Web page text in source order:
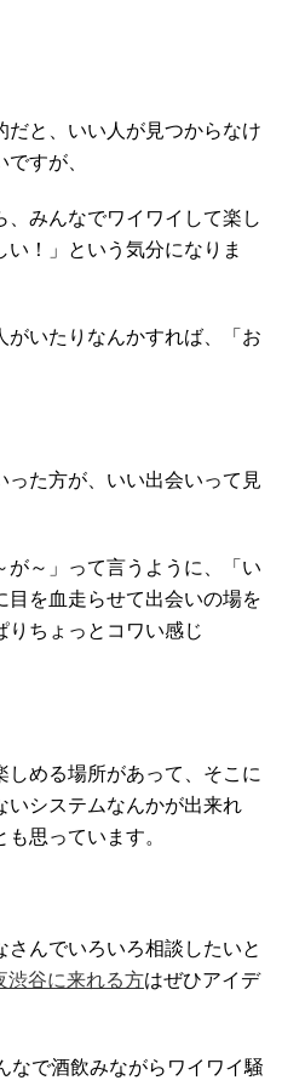
だと、いい人が見つからなけ
すが、
みんなでワイワイして楽し
！」という気分になりま
がいたりなんかすれば、「お
った方が、いい出会いって見
が～」って言うように、「い
目を血走らせて出会いの場を
りちょっとコワい感じ
める場所があって、そこに
いシステムなんかが出来れ
思っています。
さんでいろいろ相談したいと
渋谷に来れる方はぜひアイデ
なで酒飲みながらワイワイ騒